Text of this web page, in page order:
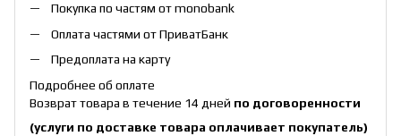
Покупка по частям от monobank
Оплата частями от ПриватБанк
Предоплата на карту
Подробнее об оплате
Возврат товара в течение 14 дней по договоренности
(услуги по доставке товара оплачивает покупатель)